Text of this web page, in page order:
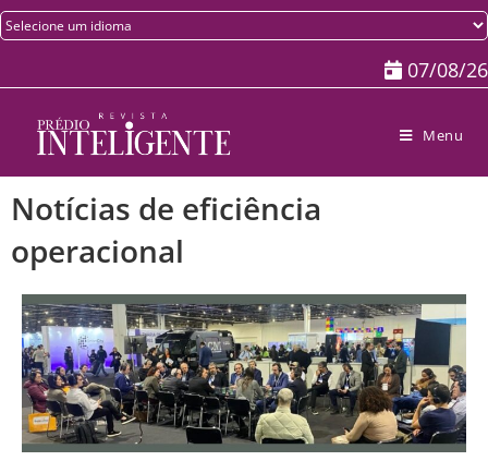
07/08/26
Menu
Notícias de eficiência
operacional